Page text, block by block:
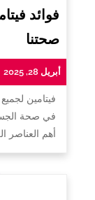
فوائد
صحتنا
أبريل 28, 2025
فيتامين
في صحة
أهم العناصر